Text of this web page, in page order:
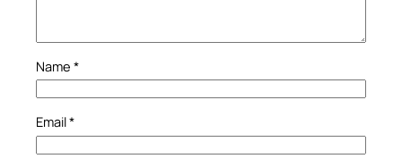
Name *
Email*